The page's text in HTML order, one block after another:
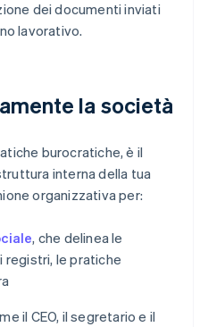
dei documenti inviati
lavorativo.
la società
burocratiche, è il
interna della tua
organizzativa per:
, che delinea le
registri, le pratiche
il CEO, il segretario e il